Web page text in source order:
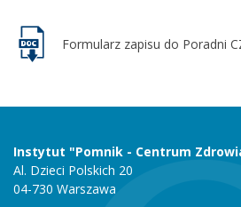
Formularz zapisu do Poradni
Instytut "Pomnik - Centrum
Al. Dzieci Polskich 20
04-730 Warszawa